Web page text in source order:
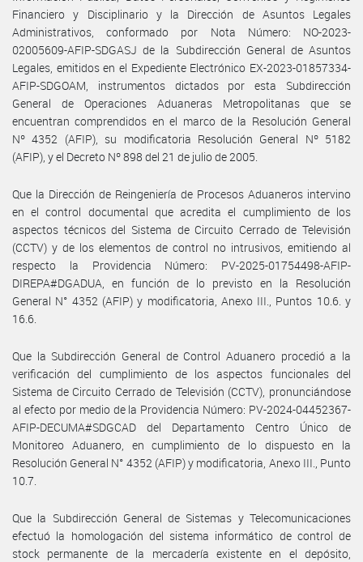
Financiero y Disciplinario y la Dirección de Asuntos Legales
Administrativos, conformado por Nota Número: NO-2023-
02005609-AFIP-SDGASJ de la Subdirección General de Asuntos
Legales, emitidos en el Expediente Electrónico EX-2023-01857334-
AFIP-SDGOAM, instrumentos dictados por esta Subdirección
General de Operaciones Aduaneras Metropolitanas que se
encuentran comprendidos en el marco de la Resolución General
Nº 4352 (AFIP), su modificatoria Resolución General Nº 5182
(AFIP), y el Decreto Nº 898 del 21 de julio de 2005.
Que la Dirección de Reingeniería de Procesos Aduaneros intervino
en el control documental que acredita el cumplimiento de los
aspectos técnicos del Sistema de Circuito Cerrado de Televisión
(CCTV) y de los elementos de control no intrusivos, emitiendo al
respecto la Providencia Número: PV-2025-01754498-AFIP-
DIREPA#DGADUA, en función de lo previsto en la Resolución
General N° 4352 (AFIP) y modificatoria, Anexo III., Puntos 10.6. y
16.6.
Que la Subdirección General de Control Aduanero procedió a la
verificación del cumplimiento de los aspectos funcionales del
Sistema de Circuito Cerrado de Televisión (CCTV), pronunciándose
al efecto por medio de la Providencia Número: PV-2024-04452367-
AFIP-DECUMA#SDGCAD del Departamento Centro Único de
Monitoreo Aduanero, en cumplimiento de lo dispuesto en la
Resolución General N° 4352 (AFIP) y modificatoria, Anexo III., Punto
10.7.
Que la Subdirección General de Sistemas y Telecomunicaciones
efectuó la homologación del sistema informático de control de
stock permanente de la mercadería existente en el depósito,